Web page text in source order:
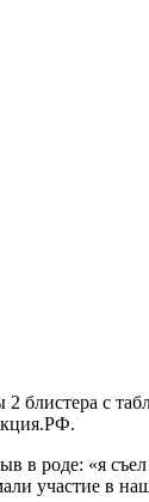
блистера с
роде: «я съел
участие в